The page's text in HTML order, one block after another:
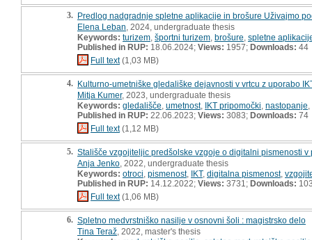
3. Predlog nadgradnje spletne aplikacije in brošure Uživajmo
Elena Leban , 2024, undergraduate thesis
Keywords: turizem športni turizem brošure spletne
Published in RUP: 18.06.2024; Views: 1957; Downloads: 44
Full text(1,03 MB)
4. Kulturno-umetniške gledališke dejavnosti v vrtcu z uporabo
Mitja Kumer, 2023, undergraduate thesis
Keywords: gledališče umetnost, IKT pripomočki nastopanje
Published in RUP: 22.06.2023; Views: 3083; Downloads: 74
Full text(1,12 MB)
5. Stališče vzgojiteljic predšolske vzgoje o digitalni pismenosti
Anja Jenko , 2022, undergraduate thesis
Keywords: otroci pismenost, IKT, digitalna pismenost,
Published in RUP: 14.12.2022; Views: 3731; Downloads:
Full text(1,06 MB)
6. Spletno medvrstniško nasilje v osnovni šoli : magistrsko delo
Tina Teraž , 2022, master's thesis